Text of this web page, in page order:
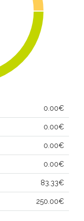
0.00€
0.00€
0.00€
0.00€
83.33€
250.00€